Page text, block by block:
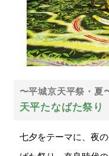
〜平城京天平祭・夏
天平たなばた祭り
七夕をテーマに、夜